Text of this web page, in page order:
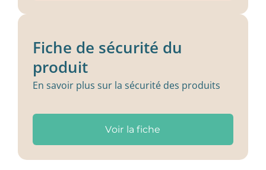
Fiche de sécurité du
produit
En savoir plus sur la sécurité des produits
Voir la fiche